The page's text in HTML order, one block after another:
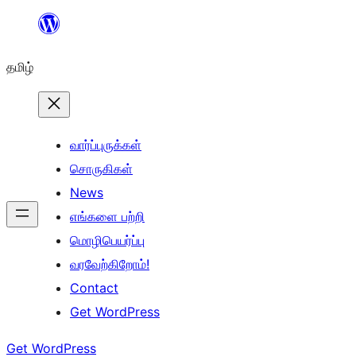
உள்ளடக்கத்திற்கு
தமிழ்
வார்ப்புருக்கள்
சொருகிகள்
News
எங்களை பற்றி
மொழிபெயர்ப்பு
வரவேற்கிறோம்!
Contact
Get WordPress
Get WordPress